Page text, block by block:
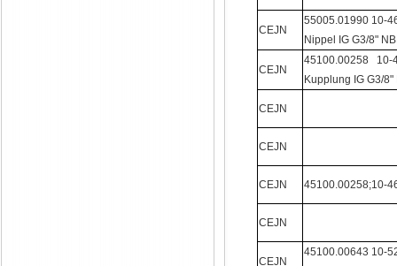
CEJN
55005.01990 10-
Nippel IG G3/8"
CEJN
45100.00258 10-
Kupplung IG G3/8"
CEJN
CEJN
CEJN 45100.00258;10-
CEJN
CEJN
45100.00643 10-